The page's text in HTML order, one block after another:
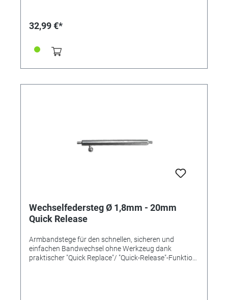
32,99 €*
Wechselfedersteg Ø 1,8mm - 20mm
Quick Release
Armbandstege für den schnellen, sicheren und
einfachen Bandwechsel ohne Werkzeug dank
praktischer "Quick Replace"/ "Quick-Release"-Funktion